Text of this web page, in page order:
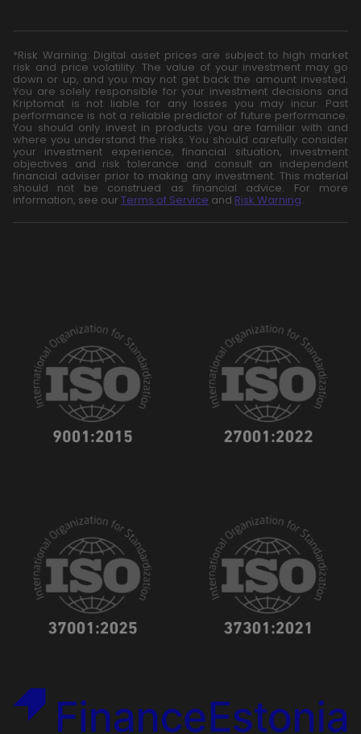
*Risk Warning: Digital asset prices are subject to high market
risk and price volatility. The value of your investment may go
down or up, and you may not get back the amount invested.
You are solely responsible for your investment decisions and
Kriptomat is not liable for any losses you may incur. Past
performance is not a reliable predictor of future performance.
You should only invest in products you are familiar with and
where you understand the risks. You should carefully consider
your investment experience, financial situation, investment
objectives and risk tolerance and consult an independent
financial adviser prior to making any investment. This material
should not be construed as financial advice. For more
information, see our Terms of Service and Risk Warning.